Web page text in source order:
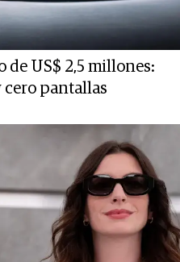
US$ 2,5 millones:
cero pantallas